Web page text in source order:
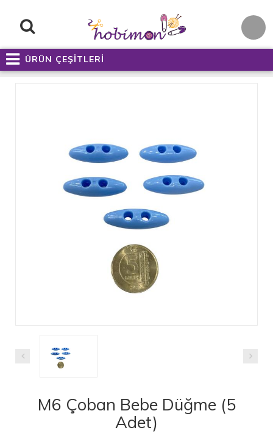
ÜRÜN ÇEŞİTLERİ
M6 Çoban Bebe Düğme (5
Adet)